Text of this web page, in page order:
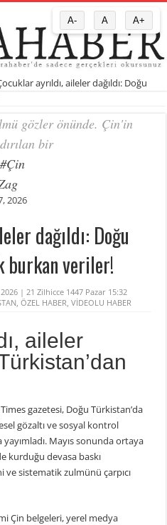
ayrıldı, aileler dağıldı: Doğu
gözler önünde. Çin'in
bir
#Çin
2026
dağıldı: Doğu
burkan veriler!
| 21 Zilhicce 1447 Pazar 15:32
,ÖZEL HABER ,VİDEOLU HABER
aileler
gazetesi, Doğu Türkistan’da
gözaltı ve sosyal kontrol
yayımladı. Mayıs sonunda ortaya
kurduğu devasa baskı
ve sistematik zulmünü çarpıcı
Çin belgeleri, yerel medya
A- A A+